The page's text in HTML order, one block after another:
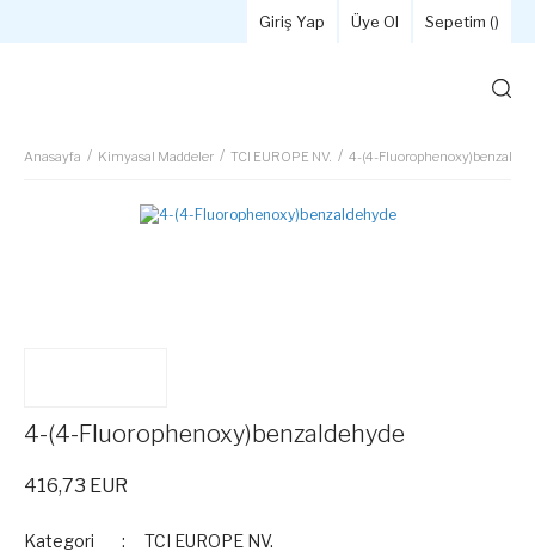
Giriş Yap Üye Ol Sepetim ()
Anasayfa Kimyasal Maddeler TCI EUROPE NV. 4-(4-
4-(4-Fluorophenoxy)benzaldehyde
416,73 EUR
Kategori
TCI EUROPE NV.